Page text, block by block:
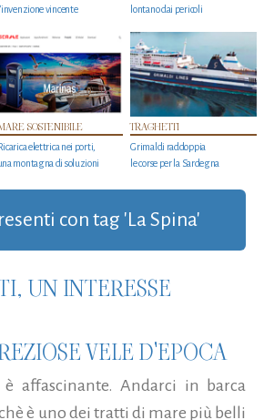
l'invenzione vincente
lontano dai pericoli
SOSTENIBILE
elettrica nei porti,
montagna di soluzioni
TRAGHETTI
Grimaldi raddoppia
le corse per la Sardegna
con tag 'La Spina'
UN INTERESSE
VELE D'EPOCA
affascinante. Andarci in barca
è uno dei tratti di mare più belli